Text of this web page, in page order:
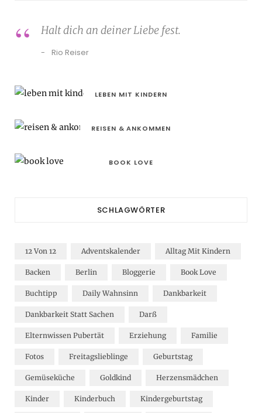
Halt dich an deiner Liebe fest.
Rio Reiser
LEBEN MIT KINDERN
REISEN & ANKOMMEN
BOOK LOVE
SCHLAGWÖRTER
12 Von 12 Adventskalender Alltag Mit Kindern
Backen Berlin Bloggerie Book Love
Buchtipp Daily Wahnsinn Dankbarkeit
Dankbarkeit Statt Sachen Darß
Elternwissen Pubertät Erziehung Familie
Fotos Freitagslieblinge Geburtstag
Gemüseküche Goldkind Herzensmädchen
Kinder Kinderbuch Kindergeburtstag